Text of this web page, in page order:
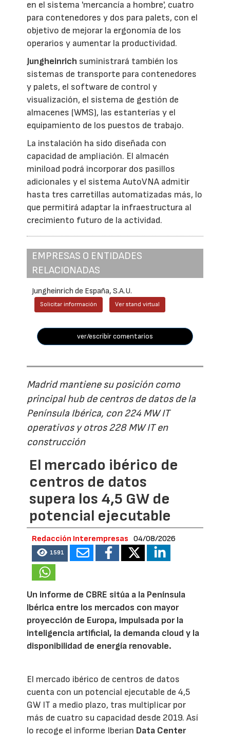
en el sistema 'mercancía a hombre', cuatro
para contenedores y dos para palets, con el
objetivo de mejorar la ergonomía de los
operarios y aumentar la productividad.
Jungheinrich suministrará también los
sistemas de transporte para contenedores
y palets, el software de control y
visualización, el sistema de gestión de
almacenes (WMS), las estanterías y el
equipamiento de los puestos de trabajo.
La instalación ha sido diseñada con
capacidad de ampliación. El almacén
miniload podrá incorporar dos pasillos
adicionales y el sistema AutoVNA admitir
hasta tres carretillas automatizadas más, lo
que permitirá adaptar la infraestructura al
crecimiento futuro de la actividad.
EMPRESAS O ENTIDADES
RELACIONADAS
Jungheinrich de España, S.A.U.
Solicitar información Ver stand virtual
ver/escribir comentarios
Madrid mantiene su posición como
principal hub de centros de datos de la
Península Ibérica, con 224 MW IT
operativos y otros 228 MW IT en
construcción
El mercado ibérico de
centros de datos
supera los 4,5 GW de
potencial ejecutable
Redacción Interempresas 04/08/2026
1591
Un informe de CBRE sitúa a la Península
Ibérica entre los mercados con mayor
proyección de Europa, impulsada por la
inteligencia artificial, la demanda cloud y la
disponibilidad de energía renovable.
El mercado ibérico de centros de datos
cuenta con un potencial ejecutable de 4,5
GW IT a medio plazo, tras multiplicar por
más de cuatro su capacidad desde 2019. Así
lo recoge el informe Iberian Data Center